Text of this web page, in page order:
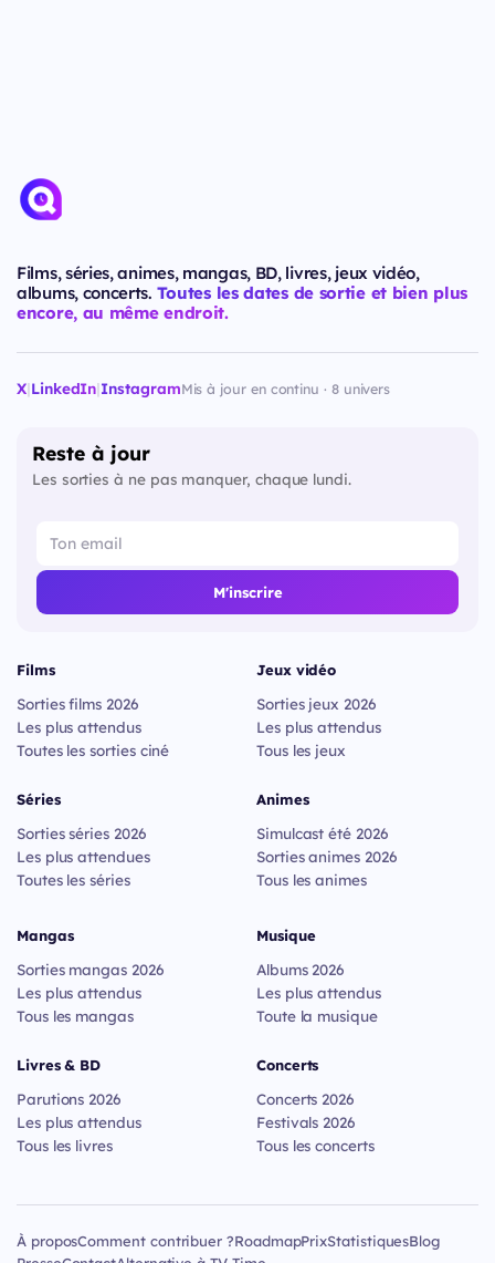
Films, séries, animes, mangas, BD, livres, jeux vidéo,
albums, concerts. Toutes les dates de sortie et bien plus
encore, au même endroit.
X|LinkedIn|InstagramMis à jour en continu · 8 univers
Reste à jour
Les sorties à ne pas manquer, chaque lundi.
M'inscrire
Films
Sorties films 2026
Les plus attendus
Toutes les sorties ciné
Séries
Sorties séries 2026
Les plus attendues
Toutes les séries
Jeux vidéo
Sorties jeux 2026
Les plus attendus
Tous les jeux
Animes
Simulcast été 2026
Sorties animes 2026
Tous les animes
Mangas
Sorties mangas 2026
Les plus attendus
Tous les mangas
Livres & BD
Parutions 2026
Les plus attendus
Tous les livres
Musique
Albums 2026
Les plus attendus
Toute la musique
Concerts
Concerts 2026
Festivals 2026
Tous les concerts
À proposComment contribuer ?RoadmapPrixStatistiquesBlog